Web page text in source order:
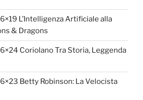
L’Intelligenza Artificiale alla
& Dragons
Coriolano Tra Storia, Leggenda
Betty Robinson: La Velocista